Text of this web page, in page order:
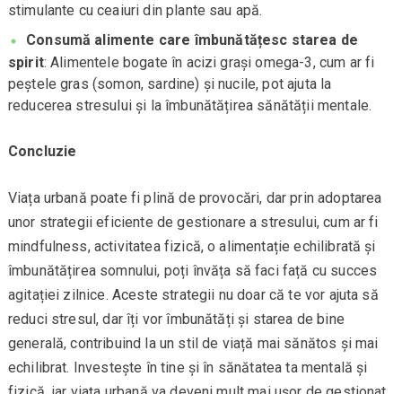
stimulante cu ceaiuri din plante sau apă.
Consumă alimente care îmbunătățesc starea de
spirit: Alimentele bogate în acizi grași omega-3, cum ar fi
peștele gras (somon, sardine) și nucile, pot ajuta la
reducerea stresului și la îmbunătățirea sănătății mentale.
Concluzie
Viața urbană poate fi plină de provocări, dar prin adoptarea
unor strategii eficiente de gestionare a stresului, cum ar fi
mindfulness, activitatea fizică, o alimentație echilibrată și
îmbunătățirea somnului, poți învăța să faci față cu succes
agitației zilnice. Aceste strategii nu doar că te vor ajuta să
reduci stresul, dar îți vor îmbunătăți și starea de bine
generală, contribuind la un stil de viață mai sănătos și mai
echilibrat. Investește în tine și în sănătatea ta mentală și